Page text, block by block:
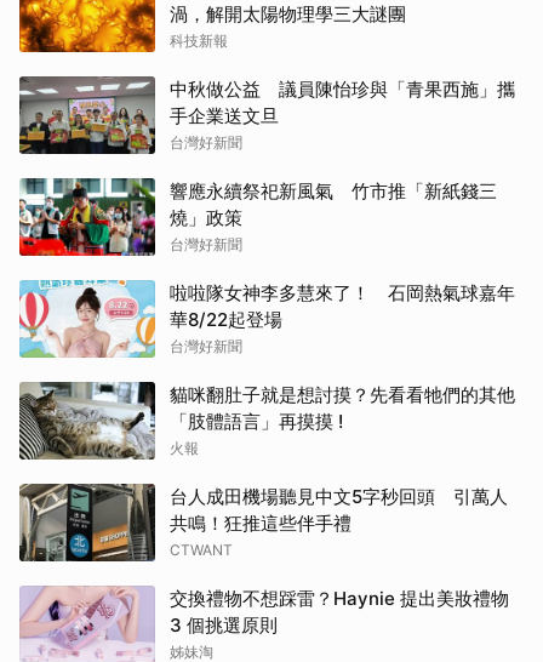
渦，解開太陽物理學三大謎團
科技新報
中秋做公益 議員陳怡珍與「青果西施」攜
手企業送文旦
台灣好新聞
響應永續祭祀新風氣 竹市推「新紙錢三
燒」政策
台灣好新聞
啦啦隊女神李多慧來了！ 石岡熱氣球嘉年
華8/22起登場
台灣好新聞
貓咪翻肚子就是想討摸？先看看牠們的其他
「肢體語言」再摸摸 !
火報
台人成田機場聽見中文5字秒回頭 引萬人
共鳴！狂推這些伴手禮
CTWANT
交換禮物不想踩雷？Haynie 提出美妝禮物
3 個挑選原則
姊妹淘